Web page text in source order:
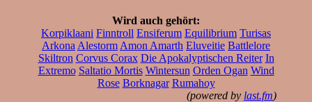
Wird auch gehört:
Korpiklaani Finntroll Ensiferum Equilibrium Turisas
Arkona Alestorm Amon Amarth Eluveitie Battlelore
Skiltron Corvus Corax Die Apokalyptischen Reiter In
Extremo Saltatio Mortis Wintersun Orden Ogan Wind
Rose Borknagar Rumahoy
(powered by last.fm)